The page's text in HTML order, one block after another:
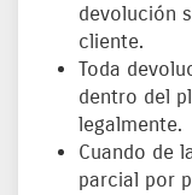
devolución
cliente.
Toda
dentro del
legalmente.
Cuando de
parcial por